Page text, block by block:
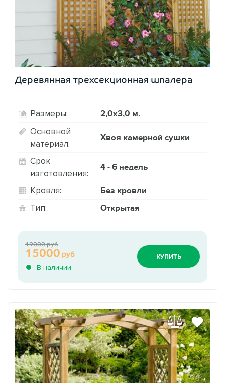
Деревянная трехсекционная шпалера
Размеры: 2,0х3,0 м.
Основной
материал:
Хвоя камерной сушки
Срок
изготовления:
4 - 6 недель
Кровля: Без кровли
Тип: Открытая
В наличии
15000 руб
19000 руб
КУПИТЬ